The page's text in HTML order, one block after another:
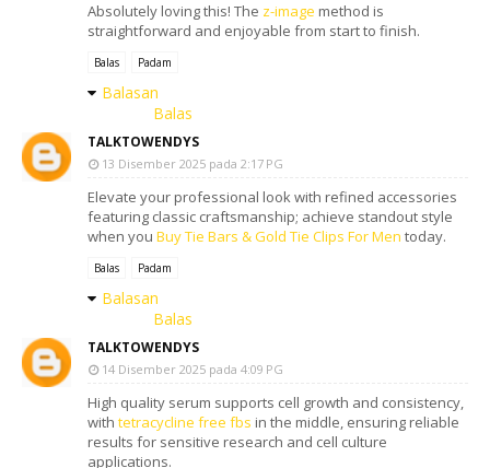
Absolutely loving this! The z-image method is
straightforward and enjoyable from start to finish.
Balas Padam
Balasan
Balas
TALKTOWENDYS
13 Disember 2025 pada 2:17 PG
Elevate your professional look with refined accessories
featuring classic craftsmanship; achieve standout style
when you Buy Tie Bars & Gold Tie Clips For Men today.
Balas Padam
Balasan
Balas
TALKTOWENDYS
14 Disember 2025 pada 4:09 PG
High quality serum supports cell growth and consistency,
with tetracycline free fbs in the middle, ensuring reliable
results for sensitive research and cell culture
applications.